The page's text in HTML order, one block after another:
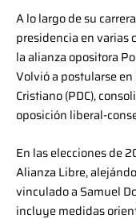
A lo largo de su
presidencia en varias
la alianza opositora
Volvió a postularse
Cristiano (PDC),
oposición liberal-
En las elecciones de
Alianza Libre,
vinculado a Samuel
incluye medidas